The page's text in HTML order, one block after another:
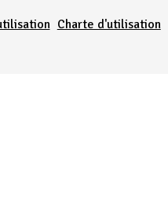
Charte d'utilisation